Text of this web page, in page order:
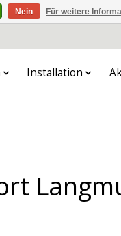
Installation
Nein Für weitere